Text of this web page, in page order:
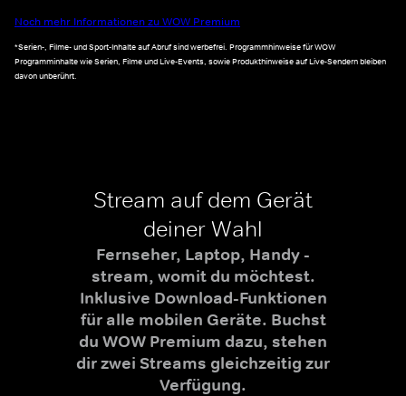
Noch mehr Informationen zu WOW Premium
*Serien-, Filme- und Sport-Inhalte auf Abruf sind werbefrei. Programmhinweise für WOW
Programminhalte wie Serien, Filme und Live-Events, sowie Produkthinweise auf Live-Sendern bleiben
davon unberührt.
Stream auf dem Gerät
deiner Wahl
Fernseher, Laptop, Handy -
stream, womit du möchtest.
Inklusive Download-Funktionen
für alle mobilen Geräte. Buchst
du WOW Premium dazu, stehen
dir zwei Streams gleichzeitig zur
Verfügung.